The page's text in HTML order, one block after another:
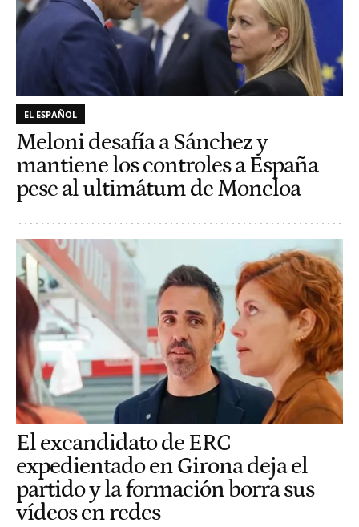
EL ESPAÑOL
Meloni desafía a Sánchez y
mantiene los controles a España
pese al ultimátum de Moncloa
El excandidato de ERC
expedientado en Girona deja el
partido y la formación borra sus
vídeos en redes